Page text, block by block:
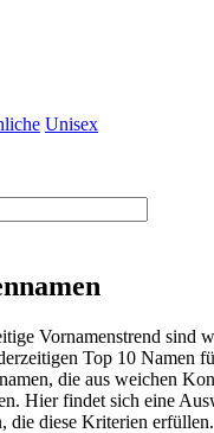
Unisex
Vornamenstrend sind
Top 10 Namen
die aus weichen
Hier findet sich eine
die diese Kriterien erfüllen.